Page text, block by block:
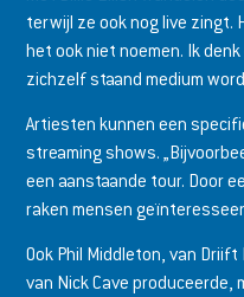
terwijl ze ook nog live zingt.
het ook niet noemen. Ik
zichzelf staand medium
Artiesten kunnen een
streaming shows.
een aanstaande tour. Door
raken mensen
Ook Phil Middleton, van
van Nick Cave produceerde,